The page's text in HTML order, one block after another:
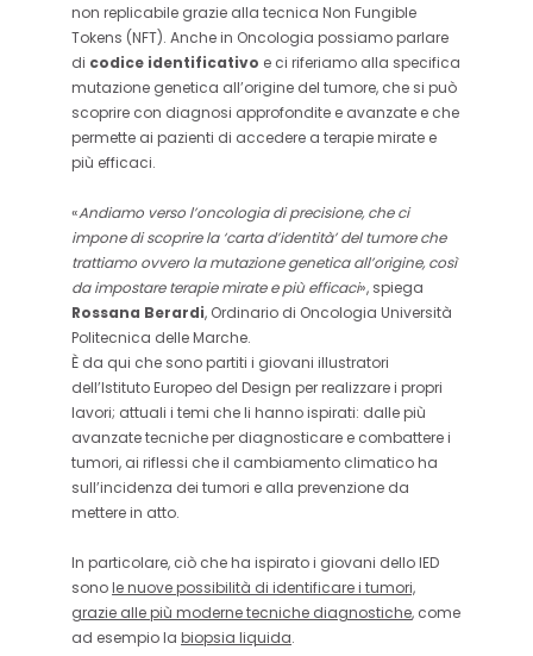
non replicabile grazie alla tecnica Non Fungible
Tokens (NFT). Anche in Oncologia possiamo parlare
di codice identificativo e ci riferiamo alla specifica
mutazione genetica all’origine del tumore, che si può
scoprire con diagnosi approfondite e avanzate e che
permette ai pazienti di accedere a terapie mirate e
più efficaci.
«Andiamo verso l’oncologia di precisione, che ci
impone di scoprire la ‘carta d’identità’ del tumore che
trattiamo ovvero la mutazione genetica all’origine, così
da impostare terapie mirate e più efficaci», spiega
Rossana Berardi, Ordinario di Oncologia Università
Politecnica delle Marche.
È da qui che sono partiti i giovani illustratori
dell’Istituto Europeo del Design per realizzare i propri
lavori; attuali i temi che li hanno ispirati: dalle più
avanzate tecniche per diagnosticare e combattere i
tumori, ai riflessi che il cambiamento climatico ha
sull’incidenza dei tumori e alla prevenzione da
mettere in atto.
In particolare, ciò che ha ispirato i giovani dello IED
sonole nuove possibilità di identificare i tumori,
grazie alle più moderne tecniche diagnostiche, come
ad esempio la biopsia liquida.